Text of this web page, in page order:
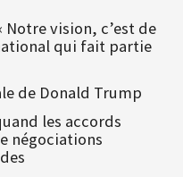
vision, c’est de
qui fait partie
de Donald Trump
les accords
négociations